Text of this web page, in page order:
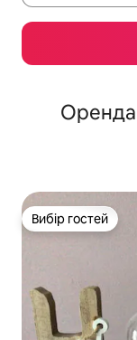
Оренда
Вибір гостей
Вибір гостей